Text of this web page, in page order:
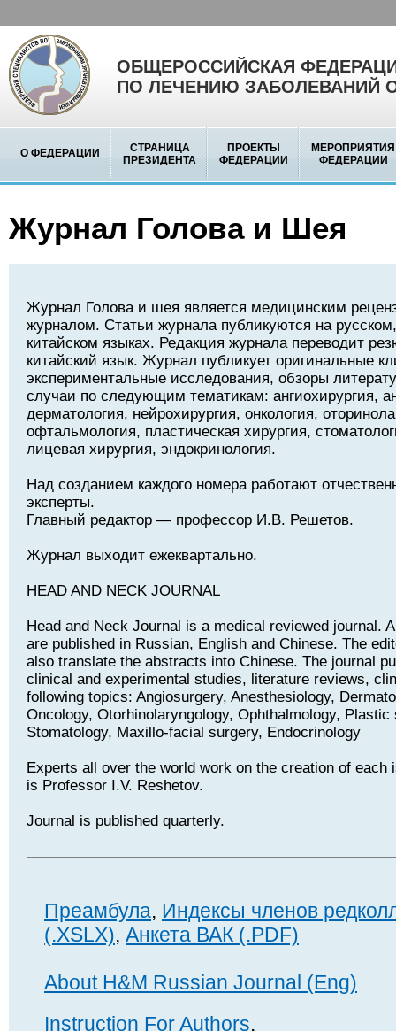
ОБЩЕРОССИЙСКАЯ
ПО ЛЕЧЕНИЮ ЗАБОЛЕВАНИЙ
О ФЕДЕРАЦИИ
СТРАНИЦА
ПРЕЗИДЕНТА
ПРОЕКТЫ
ФЕДЕРАЦИИ
МЕРОПРИЯТИЯ
ФЕДЕРАЦИИ
Журнал Голова и Шея
Журнал Голова и шея является медицинским
журналом. Статьи журнала публикуются на
китайском языках. Редакция журнала переводит
китайский язык. Журнал публикует оригинальные
экспериментальные исследования, обзоры
случаи по следующим тематикам: ангиохирургия,
дерматология, нейрохирургия, онкология,
офтальмология, пластическая хирургия,
лицевая хирургия, эндокринология.
Над созданием каждого номера работают
эксперты.
Главный редактор — профессор И.В. Решетов.
Журнал выходит ежеквартально.
HEAD AND NECK JOURNAL
Head and Neck Journal is a medical reviewed journal.
are published in Russian, English and Chinese. The
also translate the abstracts into Chinese. The journal
clinical and experimental studies, literature reviews,
following topics: Angiosurgery, Anesthesiology,
Oncology, Otorhinolaryngology, Ophthalmology, Plastic
Stomatology, Maxillo-facial surgery, Endocrinology
Experts all over the world work on the creation of each
is Professor I.V. Reshetov.
Journal is published quarterly.
Преамбула, Индексы членов
(.XSLX), Анкета ВАК (.PDF)
About H&M Russian Journal (Eng)
Instruction For Authors.